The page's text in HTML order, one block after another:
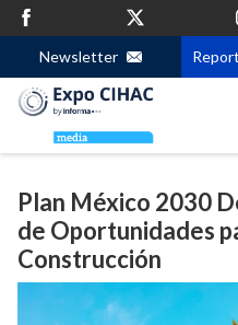
Newsletter
Plan México 2030
de Oportunidades
Construcción